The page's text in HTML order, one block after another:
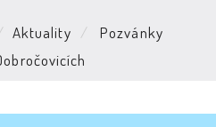
Aktuality
Pozvánky